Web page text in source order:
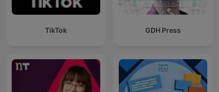
TikTok GDH Press